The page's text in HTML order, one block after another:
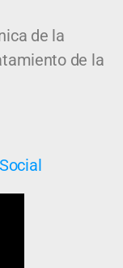
de la
de la